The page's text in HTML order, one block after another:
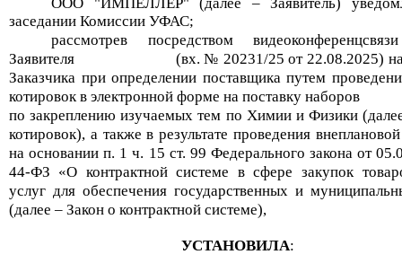
заседании Комиссии УФАС;
рассмотрев посредством
Заявителя
(вх. № 20231/25от 22.08.2025)
Заказчика при определении поставщика путем
котировок в электронной форме на поставку наборов
по закреплению изучаемых тем по Химии и Физики
котировок), а также в результате проведения
на основании п. 1 ч. 15 ст. 99 Федерального закона от
44-ФЗ «О контрактной системе в сфере закупок
услуг для обеспечения государственных и
(далее – Закон о контрактной системе),
УСТАНОВИЛА: